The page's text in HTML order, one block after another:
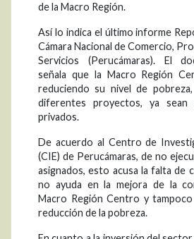
de la Macro Región.
Así lo indica el último informe
Cámara Nacional de Comercio,
Servicios (Perucámaras). El
señala que la Macro Región
reduciendo su nivel de
diferentes proyectos, ya
privados.
De acuerdo al Centro de
(CIE) de Perucámaras, de no
asignados, esto acusa la falta de
no ayuda en la mejora de la
Macro Región Centro y
reducción de la pobreza.